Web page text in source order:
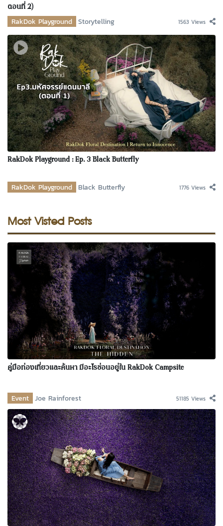
ตอนที่ 2)
RakDok Playground Storytelling 1563 Views
RakDok Playground : Ep. 3 Black Butterfly
RakDok Playground Black Butterfly 1776 Views
Most Visted Posts
คู่มือท่องเที่ยวและค้นหา มีอะไรซ่อนอยู่ใน RakDok Campsite
Event Joe Rainforest 51185 Views